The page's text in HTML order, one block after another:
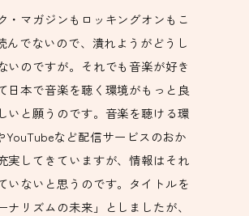
・マガジンもロッキングオンもこ
んでないので、潰れようがどうし
いのですが。それでも音楽が好き
日本で音楽を聴く環境がもっと良
いと願うのです。音楽を聴ける環
YouTubeなど配信サービスのおか
実してきていますが、情報はそれ
いないと思うのです。タイトルを
ナリズムの未来」としましたが、